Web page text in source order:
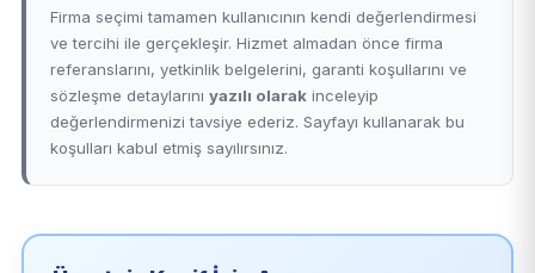
Firma seçimi tamamen kullanıcının kendi değerlendirmesi
ve tercihi ile gerçekleşir. Hizmet almadan önce firma
referanslarını, yetkinlik belgelerini, garanti koşullarını ve
sözleşme detaylarını yazılı olarakinceleyip
değerlendirmenizi tavsiye ederiz. Sayfayı kullanarak bu
koşulları kabul etmiş sayılırsınız.